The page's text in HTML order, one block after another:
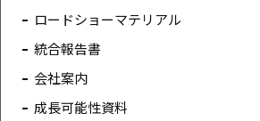
ロードショーマテリアル
統合報告書
会社案内
成長可能性資料